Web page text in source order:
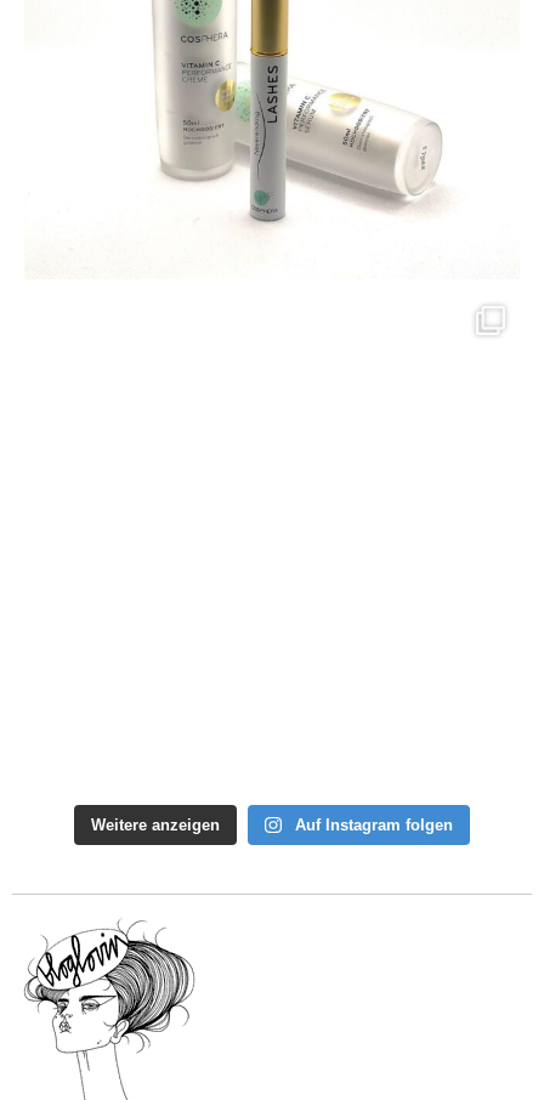
Weitere anzeigen Auf Instagram folgen